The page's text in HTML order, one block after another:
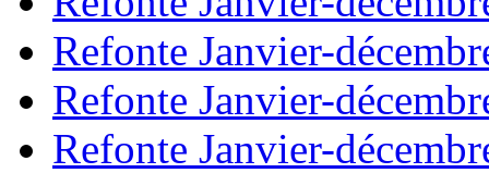
Refonte Janvier-
Refonte Janvier-
Refonte Janvier-